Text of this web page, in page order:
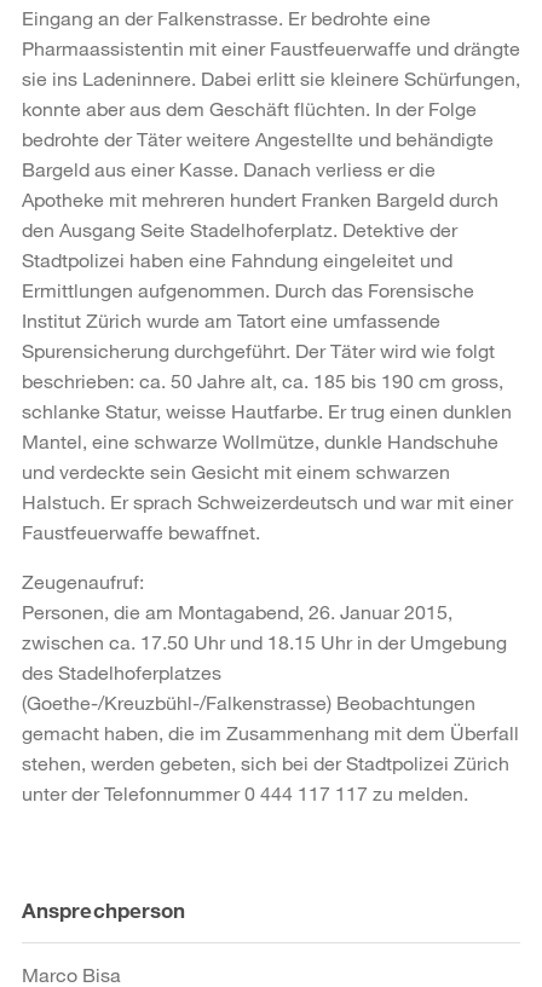
Eingang an der Falkenstrasse. Er bedrohte eine
Pharmaassistentin mit einer Faustfeuerwaffe und drängte
sie ins Ladeninnere. Dabei erlitt sie kleinere Schürfungen,
konnte aber aus dem Geschäft flüchten. In der Folge
bedrohte der Täter weitere Angestellte und behändigte
Bargeld aus einer Kasse. Danach verliess er die
Apotheke mit mehreren hundert Franken Bargeld durch
den Ausgang Seite Stadelhoferplatz. Detektive der
Stadtpolizei haben eine Fahndung eingeleitet und
Ermittlungen aufgenommen. Durch das Forensische
Institut Zürich wurde am Tatort eine umfassende
Spurensicherung durchgeführt. Der Täter wird wie folgt
beschrieben: ca. 50 Jahre alt, ca. 185 bis 190 cm gross,
schlanke Statur, weisse Hautfarbe. Er trug einen dunklen
Mantel, eine schwarze Wollmütze, dunkle Handschuhe
und verdeckte sein Gesicht mit einem schwarzen
Halstuch. Er sprach Schweizerdeutsch und war mit einer
Faustfeuerwaffe bewaffnet.
Zeugenaufruf:
Personen, die am Montagabend, 26. Januar 2015,
zwischen ca. 17.50 Uhr und 18.15 Uhr in der Umgebung
des Stadelhoferplatzes
(Goethe-/Kreuzbühl-/Falkenstrasse) Beobachtungen
gemacht haben, die im Zusammenhang mit dem Überfall
stehen, werden gebeten, sich bei der Stadtpolizei Zürich
unter der Telefonnummer 0 444 117 117 zu melden.
Weitere
Informationen
Ansprechperson
Marco Bisa